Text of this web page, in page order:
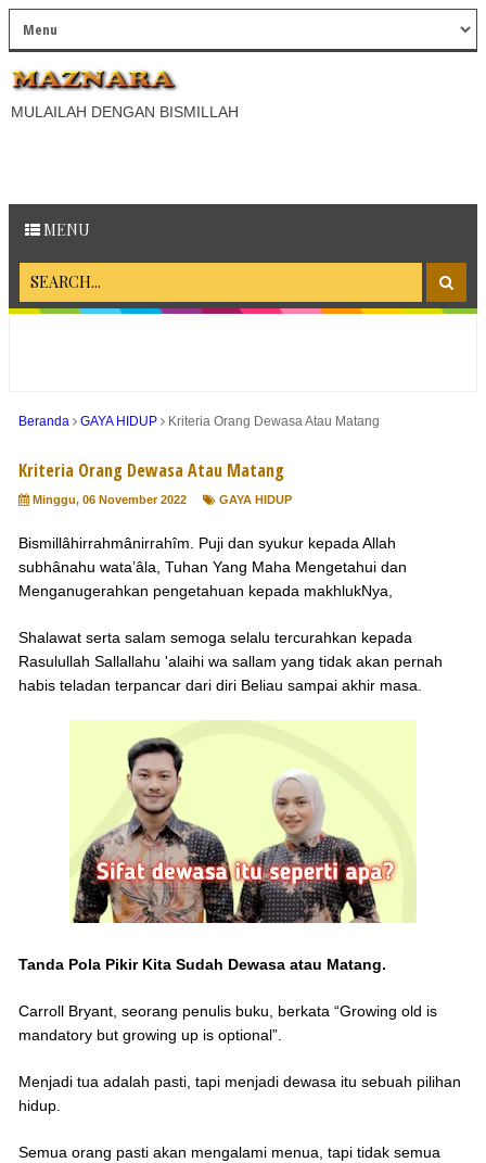
MULAILAH DENGAN BISMILLAH
MENU
Beranda GAYA HIDUP Kriteria Orang Dewasa Atau Matang
Kriteria Orang Dewasa Atau Matang
Minggu, 06 November 2022 GAYA HIDUP
Bismillâhirrahmânirrahîm. Puji dan syukur kepada Allah
subhânahu wata’âla, Tuhan Yang Maha Mengetahui dan
Menganugerahkan pengetahuan kepada makhlukNya,
Shalawat serta salam semoga selalu tercurahkan kepada
Rasulullah Sallallahu 'alaihi wa sallam yang tidak akan pernah
habis teladan terpancar dari diri Beliau sampai akhir masa.
Tanda Pola Pikir Kita Sudah Dewasa atau Matang.
Carroll Bryant, seorang penulis buku, berkata “Growing old is
mandatory but growing up is optional”.
Menjadi tua adalah pasti, tapi menjadi dewasa itu sebuah pilihan
hidup.
Semua orang pasti akan mengalami menua, tapi tidak semua